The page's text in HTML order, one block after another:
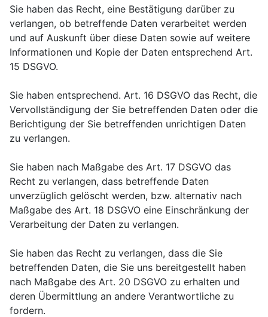
Sie haben das Recht, eine Bestätigung darüber zu
verlangen, ob betreffende Daten verarbeitet werden
und auf Auskunft über diese Daten sowie auf weitere
Informationen und Kopie der Daten entsprechend Art.
15 DSGVO.
Sie haben entsprechend. Art. 16 DSGVO das Recht, die
Vervollständigung der Sie betreffenden Daten oder die
Berichtigung der Sie betreffenden unrichtigen Daten
zu verlangen.
Sie haben nach Maßgabe des Art. 17 DSGVO das
Recht zu verlangen, dass betreffende Daten
unverzüglich gelöscht werden, bzw. alternativ nach
Maßgabe des Art. 18 DSGVO eine Einschränkung der
Verarbeitung der Daten zu verlangen.
Sie haben das Recht zu verlangen, dass die Sie
betreffenden Daten, die Sie uns bereitgestellt haben
nach Maßgabe des Art. 20 DSGVO zu erhalten und
deren Übermittlung an andere Verantwortliche zu
fordern.